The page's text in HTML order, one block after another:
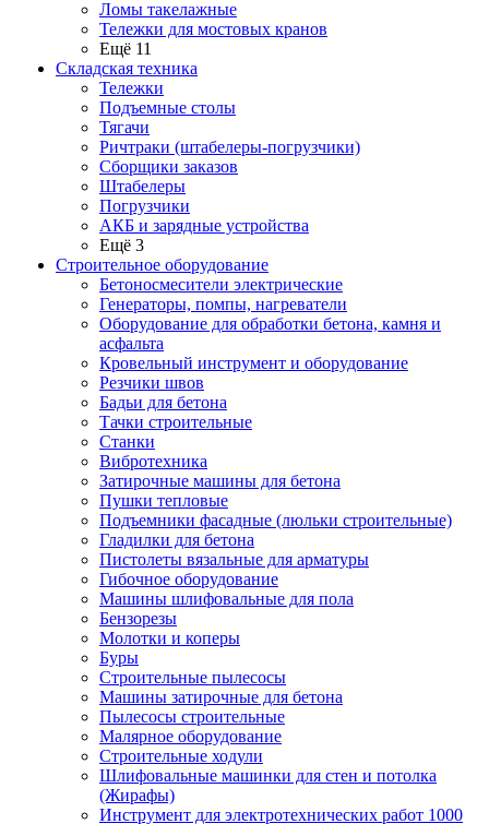
Ломы такелажные
Тележки для мостовых кранов
Ещё 11
Складская техника
Тележки
Подъемные столы
Тягачи
Ричтраки (штабелеры-погрузчики)
Сборщики заказов
Штабелеры
Погрузчики
АКБ и зарядные устройства
Ещё 3
Строительное оборудование
Бетоносмесители электрические
Генераторы, помпы, нагреватели
Оборудование для обработки бетона, камня и
асфальта
Кровельный инструмент и оборудование
Резчики швов
Бадьи для бетона
Тачки строительные
Станки
Вибротехника
Затирочные машины для бетона
Пушки тепловые
Подъемники фасадные (люльки строительные)
Гладилки для бетона
Пистолеты вязальные для арматуры
Гибочное оборудование
Машины шлифовальные для пола
Бензорезы
Молотки и коперы
Буры
Строительные пылесосы
Машины затирочные для бетона
Пылесосы строительные
Малярное оборудование
Строительные ходули
Шлифовальные машинки для стен и потолка
(Жирафы)
Инструмент для электротехнических работ 1000